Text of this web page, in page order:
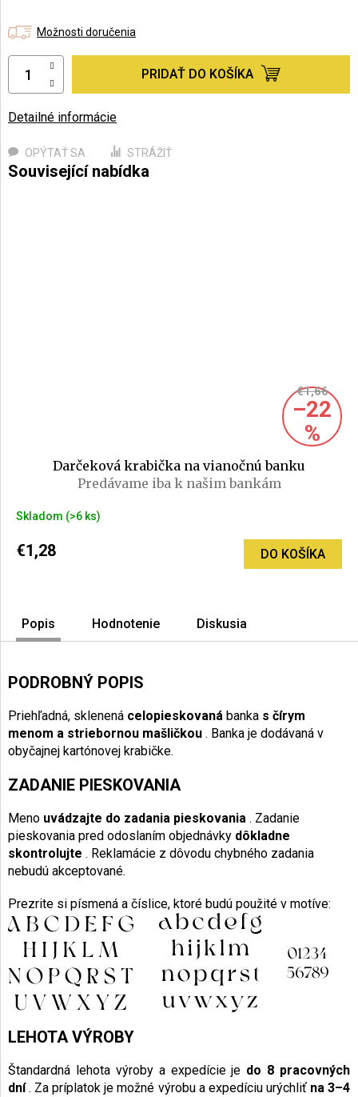
Možnosti doručenia
PRIDAŤ DO KOŠÍKA
Detailné informácie
OPÝTAŤ SA STRÁŽIŤ
€1,66
–22
%
Darčeková krabička na vianočnú banku
Predávame iba k našim bankám
Skladom (>6 ks)
€1,28 DO KOŠÍKA
Popis Hodnotenie Diskusia
PODROBNÝ POPIS
Priehľadná, sklenená celopieskovaná banka s čírym
menom a striebornou mašličkou . Banka je dodávaná v
obyčajnej kartónovej krabičke.
ZADANIE PIESKOVANIA
Meno uvádzajte do zadania pieskovania . Zadanie
pieskovania pred odoslaním objednávky dôkladne
skontrolujte . Reklamácie z dôvodu chybného zadania
nebudú akceptované.
Prezrite si písmená a číslice, ktoré budú použité v motíve:
LEHOTA VÝROBY
Štandardná lehota výroby a expedície je do 8 pracovných
dní. Za príplatok je možné výrobu a expedíciu urýchliť na 3–4